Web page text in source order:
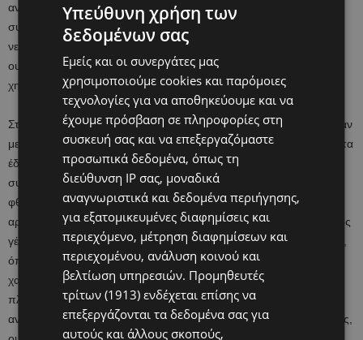
αναζήτησαν 113 διαφορετικές χημικές ουσίες που συναντώνται
συχνά στο οικιακό περιβάλλον, στον αέρα, στα τρόφιμα και στο
νερό. Διαπίστωσαν ότι κάθε δείγμα περιείχε κατά μέσο όρο 45
ουσίες, ενώ σε μία περίπτωση εντοπίστηκαν 64 διαφορετικές
χημικές ουσίες.
Στη συνέχεια, διερεύνησαν κατά πόσο η έκθεση σε αυτές σχετιζόταν
με τη διάρκεια της κύησης και το βάρος γέννησης. Τα αποτελέσματα
έδειξαν ότι αρκετές φθαλικές ενώσεις και πλαστικοποιητές
συνδέονταν σταθερά με τον πρόωρο τοκετό. Παράλληλα, οι
φθαλικές ενώσεις, οι πλαστικοποιητές και οι πολυκυκλικοί
αρωματικοί υδρογονάνθρακες συσχετίστηκαν με χαμηλότερο βάρος
γέννησης. Επίσης, ορισμένες λιγότερο μελετημένες χημικές ουσίες,
όπως οι αλογονωμένες φαινόλες, φάνηκε να σχετίζονται με
χαμηλότερο βάρος γέννησης. Μάλιστα, οι ερευνητές εντόπισαν
πλαστικοποιητές που εισήχθησαν πρόσφατα για να
αντικαταστήσουν τοξικές χημικές ουσίες, όπως οι φθαλικές ενώσεις,
Υπεύθυνη χρήση των
δεδομένων σας
Εμείς και οι συνεργάτες μας
χρησιμοποιούμε cookies και παρόμοιες
τεχνολογίες για να αποθηκεύουμε και να
έχουμε πρόσβαση σε πληροφορίες στη
συσκευή σας και να επεξεργαζόμαστε
προσωπικά δεδομένα, όπως τη
διεύθυνση IP σας, μοναδικά
αναγνωριστικά και δεδομένα περιήγησης,
για εξατομικευμένες διαφημίσεις και
περιεχόμενο, μέτρηση διαφημίσεων και
περιεχομένου, ανάλυση κοινού και
βελτίωση υπηρεσιών. Προμηθευτές
τρίτων (1913) ενδέχεται επίσης να
επεξεργάζονται τα δεδομένα σας για
αυτούς και άλλους σκοπούς,